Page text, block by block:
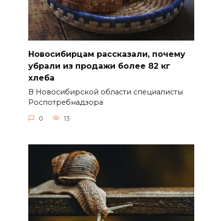
Новосибирцам рассказали, почему
убрали из продажи более 82 кг
хлеба
В Новосибирской области специалисты
Роспотребнадзора
0 13